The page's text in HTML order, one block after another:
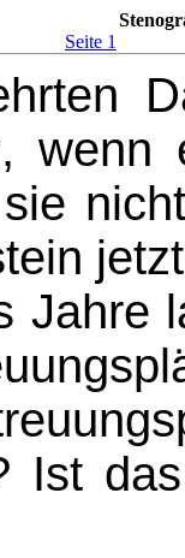
Seite 1
Jahre
Ist